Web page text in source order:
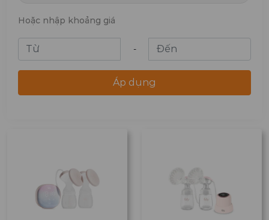
Hoặc nhập khoảng giá
-
Áp dụng